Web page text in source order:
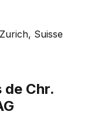
, Suisse
de Chr.